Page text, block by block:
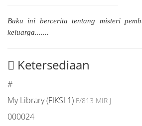
Buku ini bercerita tentang misteri
keluarga.......
Ketersediaan
#
My Library (FIKSI 1) F/813 MIR j
000024